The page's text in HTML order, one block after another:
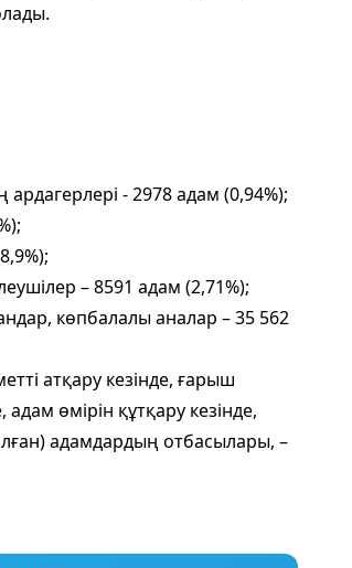
ардагерлері - 2978 адам (0,94%);
– 8591 адам (2,71%);
көпбалалы аналар – 35 562
атқару кезінде, ғарыш
өмірін құтқару кезінде,
адамдардың отбасылары, –